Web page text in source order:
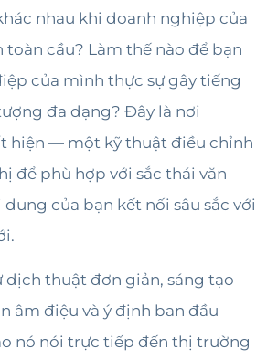
nhau khi doanh nghiệp của
cầu? Làm thế nào để bạn
của mình thực sự gây tiếng
đa dạng? Đây là nơi
hiện — một kỹ thuật điều chỉnh
để phù hợp với sắc thái văn
của bạn kết nối sâu sắc với
dịch thuật đơn giản, sáng tạo
âm điệu và ý định ban đầu
nó nói trực tiếp đến thị trường